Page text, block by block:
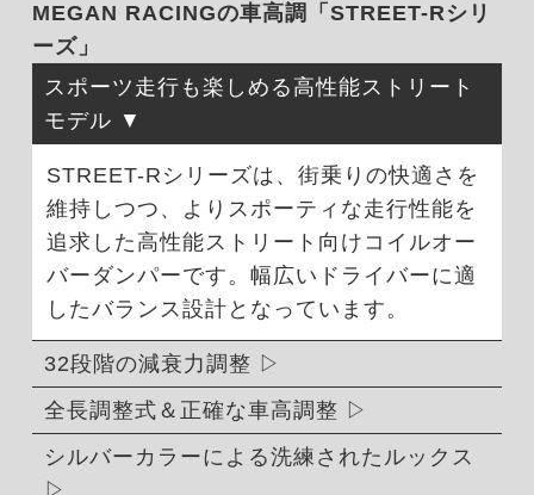
MEGAN RACINGの車高調「STREET-Rシリ
ーズ」
スポーツ走行も楽しめる高性能ストリート
モデル
STREET-Rシリーズは、街乗りの快適さを
維持しつつ、よりスポーティな走行性能を
追求した高性能ストリート向けコイルオー
バーダンパーです。幅広いドライバーに適
したバランス設計となっています。
32段階の減衰力調整
全長調整式＆正確な車高調整
シルバーカラーによる洗練されたルックス